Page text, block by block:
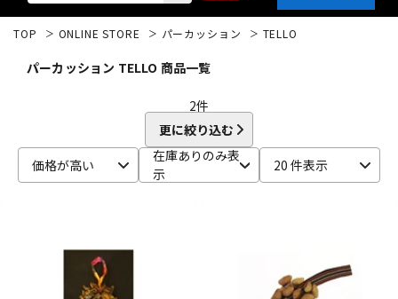
ドラム
TOP ONLINE STORE パーカッション TELLO
パーカッション TELLO 商品一覧
2件
更に絞り込む
価格が高い
在庫ありのみ表
示
20 件表示